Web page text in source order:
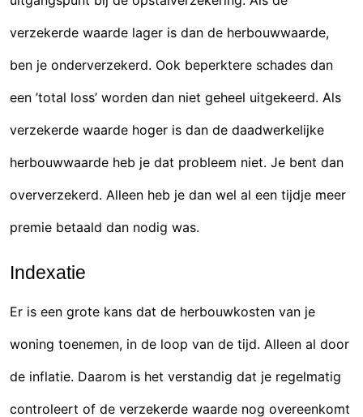
verzekerde waarde lager is dan de herbouwwaarde,
ben je onderverzekerd. Ook beperktere schades dan
een ’total loss’ worden dan niet geheel uitgekeerd. Als
verzekerde waarde hoger is dan de daadwerkelijke
herbouwwaarde heb je dat probleem niet. Je bent dan
oververzekerd. Alleen heb je dan wel al een tijdje meer
premie betaald dan nodig was.
Indexatie
Er is een grote kans dat de herbouwkosten van je
woning toenemen, in de loop van de tijd. Alleen al door
de inflatie. Daarom is het verstandig dat je regelmatig
controleert of de verzekerde waarde nog overeenkomt